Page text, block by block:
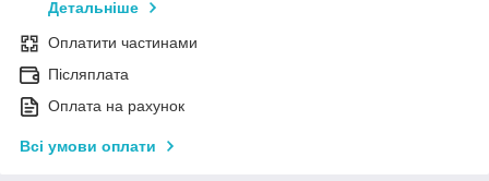
Детальніше
Оплатити частинами
Післяплата
Оплата на рахунок
Всі умови оплати